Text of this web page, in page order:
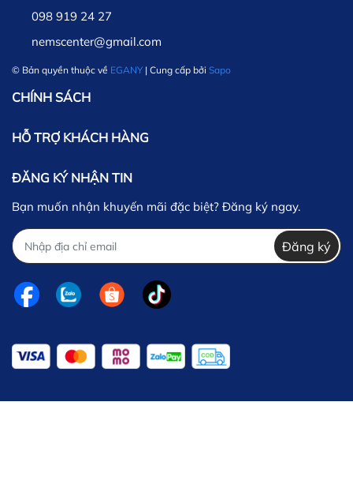
098 919 24 27
nemscenter@gmail.com
© Bản quyền thuộc về EGANY | Cung cấp bởi Sapo
CHÍNH SÁCH
HỖ TRỢ KHÁCH HÀNG
ĐĂNG KÝ NHẬN TIN
Bạn muốn nhận khuyến mãi đặc biệt? Đăng ký ngay.
Đăng ký